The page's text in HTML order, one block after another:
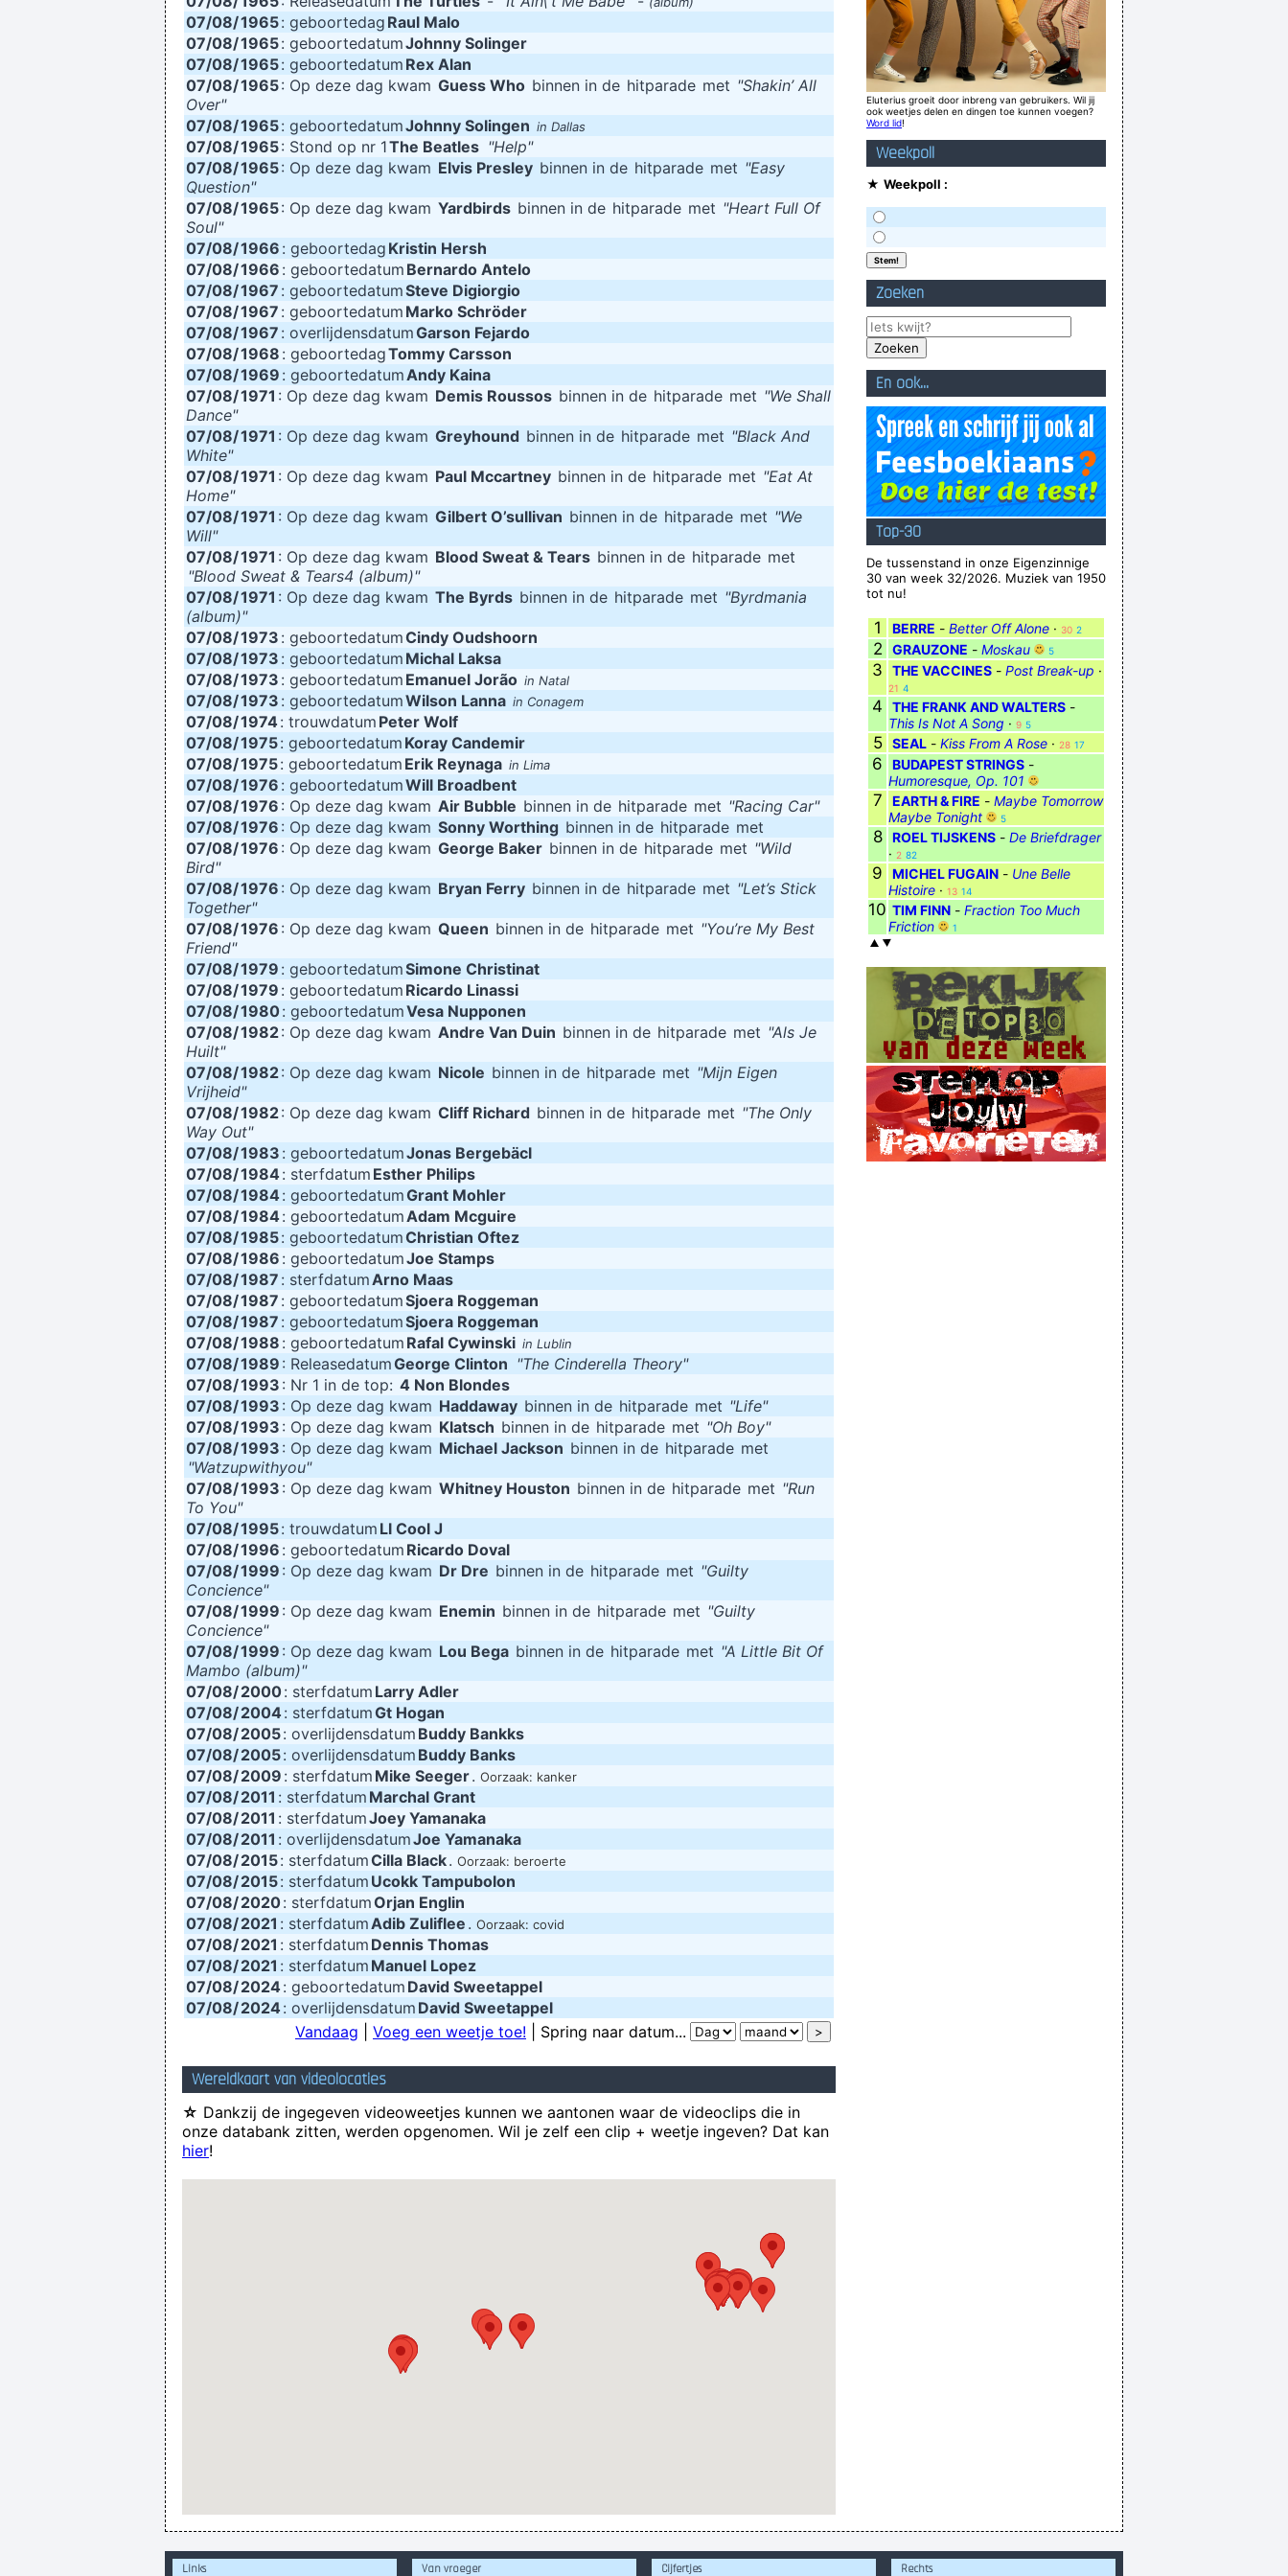
07/08/1965: geboortedag Raul Malo
07/08/1965: geboortedatumJohnny Solinger
07/08/1965: geboortedatum Rex Alan
07/08/1965: Op deze dag kwam Guess Who binnen in de hitparade met "Shakin’ All
Over"
07/08/1965: geboortedatumJohnny Solingen in Dallas
07/08/1965: Stond op nr 1The Beatles "Help"
07/08/1965: Op deze dag kwam Elvis Presley binnen in de hitparade met "Easy
Question"
07/08/1965: Op deze dag kwam Yardbirds binnen in de hitparade met "Heart Full Of
Soul"
07/08/1966 : geboortedag Kristin Hersh
07/08/1966 : geboortedatum Bernardo Antelo
07/08/1967 : geboortedatumSteve Digiorgio
07/08/1967 : geboortedatum Marko Schröder
07/08/1967 : overlijdensdatumGarson Fejardo
07/08/1968 : geboortedagTommy Carsson
07/08/1969 : geboortedatumAndy Kaina
07/08/1971 : Op deze dag kwam Demis Roussos binnen in de hitparade met "We Shall
Dance"
07/08/1971 : Op deze dag kwam Greyhound binnen in de hitparade met "Black And
White"
07/08/1971 : Op deze dag kwam Paul Mccartney binnen in de hitparade met "Eat At
Home"
07/08/1971 : Op deze dag kwam Gilbert O’sullivan binnen in de hitparade met "We
Will"
07/08/1971 : Op deze dag kwam Blood Sweat & Tears binnen in de hitparade met
"Blood Sweat & Tears4 (album)"
07/08/1971 : Op deze dag kwam The Byrds binnen in de hitparade met "Byrdmania
(album)"
07/08/1973 : geboortedatumCindy Oudshoorn
07/08/1973 : geboortedatum Michal Laksa
07/08/1973 : geboortedatum Emanuel Jorão in Natal
07/08/1973 : geboortedatumWilson Lanna in Conagem
07/08/1974: trouwdatum Peter Wolf
07/08/1975: geboortedatum Koray Candemir
07/08/1975: geboortedatum Erik Reynaga in Lima
07/08/1976 : geboortedatumWill Broadbent
07/08/1976 : Op deze dag kwam Air Bubble binnen in de hitparade met "Racing Car"
07/08/1976 : Op deze dag kwam Sonny Worthing binnen in de hitparade met
07/08/1976 : Op deze dag kwam George Baker binnen in de hitparade met "Wild
Bird"
07/08/1976 : Op deze dag kwam Bryan Ferry binnen in de hitparade met "Let’s Stick
Together"
07/08/1976 : Op deze dag kwam Queen binnen in de hitparade met "You’re My Best
Friend"
07/08/1979 : geboortedatumSimone Christinat
07/08/1979 : geboortedatum Ricardo Linassi
07/08/1980: geboortedatumVesa Nupponen
07/08/1982: Op deze dag kwam Andre Van Duin binnen in de hitparade met "Als Je
Huilt"
07/08/1982: Op deze dag kwam Nicole binnen in de hitparade met "Mijn Eigen
Vrijheid"
07/08/1982: Op deze dag kwam Cliff Richard binnen in de hitparade met "The Only
Way Out"
07/08/1983 : geboortedatumJonas Bergebäcl
07/08/1984: sterfdatum Esther Philips
07/08/1984 : geboortedatumGrant Mohler
07/08/1984: geboortedatumAdam Mcguire
07/08/1985: geboortedatumChristian Oftez
07/08/1986 : geboortedatumJoe Stamps
07/08/1987 : sterfdatumArno Maas
07/08/1987 : geboortedatumSjoera Roggeman
07/08/1987 : geboortedatumSjoera Roggeman
07/08/1988 : geboortedatum Rafal Cywinski in Lublin
07/08/1989 : ReleasedatumGeorge Clinton "The Cinderella Theory"
07/08/1993 : Nr 1 in de top: 4 Non Blondes
07/08/1993 : Op deze dag kwam Haddaway binnen in de hitparade met "Life"
07/08/1993 : Op deze dag kwam Klatsch binnen in de hitparade met "Oh Boy"
07/08/1993 : Op deze dag kwam Michael Jackson binnen in de hitparade met
"Watzupwithyou"
07/08/1993 : Op deze dag kwam Whitney Houston binnen in de hitparade met "Run
To You"
07/08/1995: trouwdatum Ll Cool J
07/08/1996 : geboortedatum Ricardo Doval
07/08/1999 : Op deze dag kwam Dr Dre binnen in de hitparade met "Guilty
Concience"
07/08/1999 : Op deze dag kwam Enemin binnen in de hitparade met "Guilty
Concience"
07/08/1999 : Op deze dag kwam Lou Bega binnen in de hitparade met "A Little Bit Of
Mambo (album)"
07/08/2000: sterfdatum Larry Adler
07/08/2004 : sterfdatumGt Hogan
07/08/2005: overlijdensdatum Buddy Bankks
07/08/2005: overlijdensdatum Buddy Banks
07/08/2009 : sterfdatum Mike Seeger. Oorzaak: kanker
07/08/2011 : sterfdatum Marchal Grant
07/08/2011 : sterfdatumJoey Yamanaka
07/08/2011 : overlijdensdatumJoe Yamanaka
07/08/2015: sterfdatumCilla Black. Oorzaak: beroerte
07/08/2015: sterfdatum Ucokk Tampubolon
07/08/2020: sterfdatumOrjan Englin
07/08/2021 : sterfdatumAdib Zuliflee . Oorzaak: covid
07/08/2021 : sterfdatum Dennis Thomas
07/08/2021 : sterfdatum Manuel Lopez
07/08/2024: geboortedatum David Sweetappel
07/08/2024 : overlijdensdatum David Sweetappel
Vandaag
Voeg een weetje toe! | Spring naar datum...
Wereldkaart van videolocaties
☆ Dankzij de ingegeven videoweetjes kunnen we aantonen waar de videoclips die in
onze databank zitten, werden opgenomen. Wil je zelf een clip + weetje ingeven? Dat kan
hier!
Eluterius groeit door inbreng van gebruikers. Wil jij
ook weetjes delen en dingen toe kunnen voegen?
Word lid!
Weekpoll
★ Weekpoll :
Zoeken
En ook...
Top-30
De tussenstand in onze Eigenzinnige
30 van week 32/2026. Muziek van 1950
tot nu!
1 BERRE - Better Off Alone · 30 2
2 GRAUZONE - Moskau 5
3 THE VACCINES - Post Break-up ·
21 4
4 THE FRANK AND WALTERS -
This Is Not A Song · 9 5
5 SEAL - Kiss From A Rose · 28 17
6 BUDAPEST STRINGS -
Humoresque, Op. 101
7 EARTH & FIRE - Maybe Tomorrow
Maybe Tonight
5
8 ROEL TIJSKENS - De Briefdrager
· 2 82
9 MICHEL FUGAIN - Une Belle
Histoire · 13 14
10 TIM FINN - Fraction Too Much
Friction
1
Links Van vroeger Cijfertjes Rechts